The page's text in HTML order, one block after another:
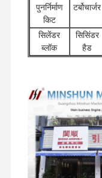
मामले
पर्किन्स इंजन
कुबोटा इंजन
इसुजु इंजन
कमिंस इंजन
डीजल इंजन
पुनर्निर्माण
किट
टर्बोचार्जर
सिलेंडर
ब्लॉक
सिसिंडर
हैड
वितरक
वाल्व